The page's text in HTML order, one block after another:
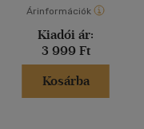
Árinformációk
Kiadói ár:
3 999 Ft
Kosárba